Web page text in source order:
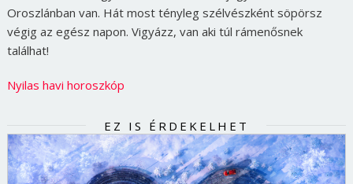
Oroszlánban van. Hát most tényleg szélvészként söpörsz
végig az egész napon. Vigyázz, van aki túl rámenősnek
találhat!
Nyilas havi horoszkóp
EZ IS ÉRDEKELHET